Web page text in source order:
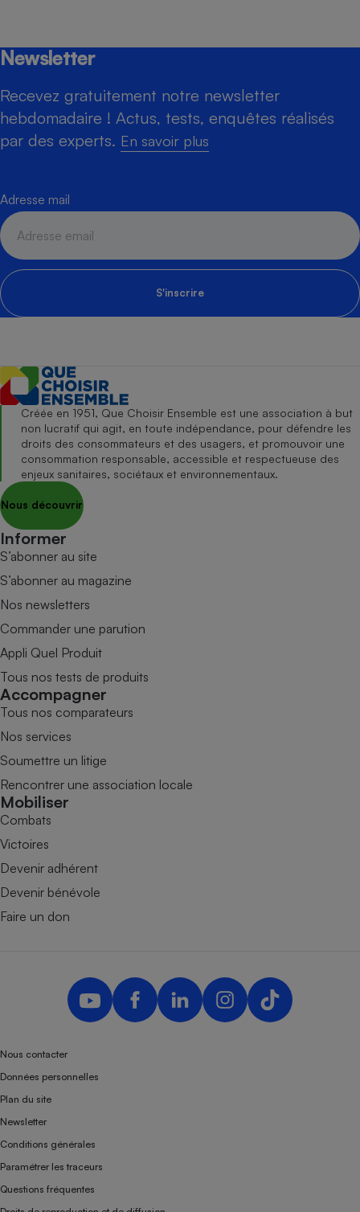
Newsletter
Recevez gratuitement notre newsletter
hebdomadaire ! Actus, tests, enquêtes réalisés
par des experts. En savoir plus
Adresse mail
S'inscrire
Créée en 1951, Que Choisir Ensemble est une association à but
non lucratif qui agit, en toute indépendance, pour défendre les
droits des consommateurs et des usagers, et promouvoir une
consommation responsable, accessible et respectueuse des
enjeux sanitaires, sociétaux et environnementaux.
Nous découvrir
Informer
S’abonner au site
S’abonner au magazine
Nos newsletters
Commander une parution
Appli Quel Produit
Tous nos tests de produits
Accompagner
Tous nos comparateurs
Nos services
Soumettre un litige
Rencontrer une association locale
Mobiliser
Combats
Victoires
Devenir adhérent
Devenir bénévole
Faire un don
Nous contacter
Données personnelles
Plan du site
Newsletter
Conditions générales
Paramétrer les traceurs
Questions fréquentes